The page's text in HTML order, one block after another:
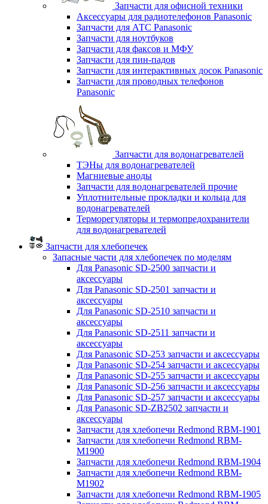
Запчасти для офисной техники
Аксессуары для радиотелефонов Panasonic
Запчасти для АТС Panasonic
Запчасти для ноутбуков
Запчасти для факсов и МФУ
Запчасти для пин-падов
Запчасти для интерактивных досок Panasonic
Запчасти для проводных телефонов
Panasonic
Запчасти для водонагревателей
ТЭНы для водонагревателей
Магниевые аноды
Запчасти для водонагревателей прочие
Уплотнительные прокладки и кольца для
водонагревателей
Терморегуляторы и термопредохранители
для водонагревателей
Запчасти для хлебопечек
Запасные части для хлебопечек по моделям
Для Panasonic SD-2500 запчасти и
аксессуары
Для Panasonic SD-2501 запчасти и
аксессуары
Для Panasonic SD-2510 запчасти и
аксессуары
Для Panasonic SD-2511 запчасти и
аксессуары
Для Panasonic SD-253 запчасти и аксессуары
Для Panasonic SD-254 запчасти и аксессуары
Для Panasonic SD-255 запчасти и аксессуары
Для Panasonic SD-256 запчасти и аксессуары
Для Panasonic SD-257 запчасти и аксессуары
Для Panasonic SD-ZB2502 запчасти и
аксессуары
Запчасти для хлебопечи Redmond RBM-1901
Запчасти для хлебопечи Redmond RBM-
M1900
Запчасти для хлебопечи Redmond RBM-1904
Запчасти для хлебопечи Redmond RBM-
M1902
Запчасти для хлебопечи Redmond RBM-1905